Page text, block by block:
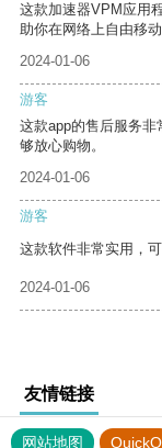
这款加速器VPM应用
助你在网络上自由移动
2024-01-06
游客
这款app的售后服务
够放心购物。
2024-01-06
游客
这款软件非常实用，
2024-01-06
友情链接
网站地图 QuickQ